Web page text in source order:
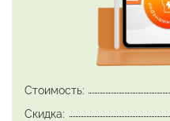
Интуитивное
(результат
полушария)
Весь комплекс
запускается
Стоимость:
Скидка: